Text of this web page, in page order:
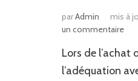
parAdmin mis à
un commentairesur
les
Lors de l’achat
l’adéquation